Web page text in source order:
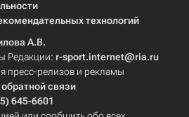
технологий
А.В.
Редакции: r-sport.internet@ria.ru
пресс-релизов и рекламы
связи
645-6601